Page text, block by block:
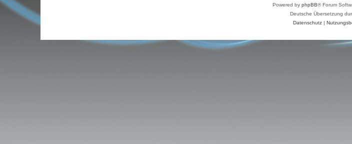
Powered by phpBB® Forum
Deutsche Übersetzung
Datenschutz|